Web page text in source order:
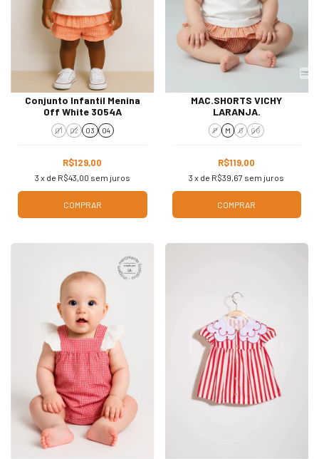
Conjunto Infantil Menina
Off White 3054A
01 02 03 04
R$129,00
3 x de R$43,00 sem juros
COMPRAR
MAC.SHORTS VICHY
LARANJA.
P M G GG
R$119,00
3 x de R$39,67 sem juros
COMPRAR